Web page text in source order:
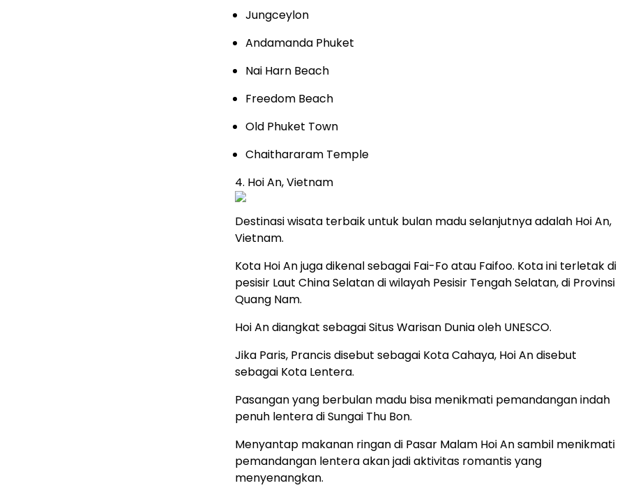
Jungceylon
Andamanda Phuket
Nai Harn Beach
Freedom Beach
Old Phuket Town
Chaithararam Temple
4. Hoi An, Vietnam
Destinasi wisata terbaik untuk bulan madu selanjutnya adalah Hoi An,
Vietnam.
Kota Hoi An juga dikenal sebagai Fai-Fo atau Faifoo. Kota ini terletak di
pesisir Laut China Selatan di wilayah Pesisir Tengah Selatan, di Provinsi
Quang Nam.
Hoi An diangkat sebagai Situs Warisan Dunia oleh UNESCO.
Jika Paris, Prancis disebut sebagai Kota Cahaya, Hoi An disebut
sebagai Kota Lentera.
Pasangan yang berbulan madu bisa menikmati pemandangan indah
penuh lentera di Sungai Thu Bon.
Menyantap makanan ringan di Pasar Malam Hoi An sambil menikmati
pemandangan lentera akan jadi aktivitas romantis yang
menyenangkan.